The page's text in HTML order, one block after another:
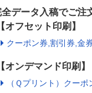
データ入稿でご注
フセット印刷】
クーポン券,割引券,金
ンデマンド印刷】
（Ｑプリント）クー